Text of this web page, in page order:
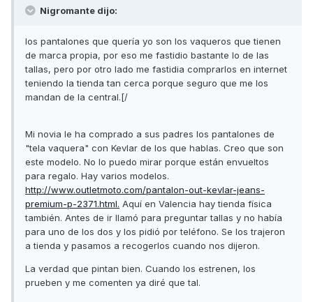
Nigromante dijo:
los pantalones que quería yo son los vaqueros que tienen
de marca propia, por eso me fastidio bastante lo de las
tallas, pero por otro lado me fastidia comprarlos en internet
teniendo la tienda tan cerca porque seguro que me los
mandan de la central.[/
Mi novia le ha comprado a sus padres los pantalones de
"tela vaquera" con Kevlar de los que hablas. Creo que son
este modelo. No lo puedo mirar porque están envueltos
para regalo. Hay varios modelos.
http://www.outletmoto.com/pantalon-out-kevlar-jeans-
premium-p-2371.html. Aquí en Valencia hay tienda física
también. Antes de ir llamó para preguntar tallas y no había
para uno de los dos y los pidió por teléfono. Se los trajeron
a tienda y pasamos a recogerlos cuando nos dijeron.
La verdad que pintan bien. Cuando los estrenen, los
prueben y me comenten ya diré que tal.